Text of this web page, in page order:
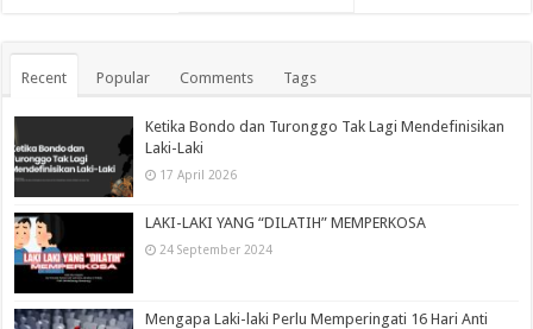
Recent Popular Comments Tags
Ketika Bondo dan Turonggo Tak Lagi Mendefinisikan
Laki-Laki
17 April 2026
LAKI-LAKI YANG “DILATIH” MEMPERKOSA
24 September 2024
Mengapa Laki-laki Perlu Memperingati 16 Hari Anti